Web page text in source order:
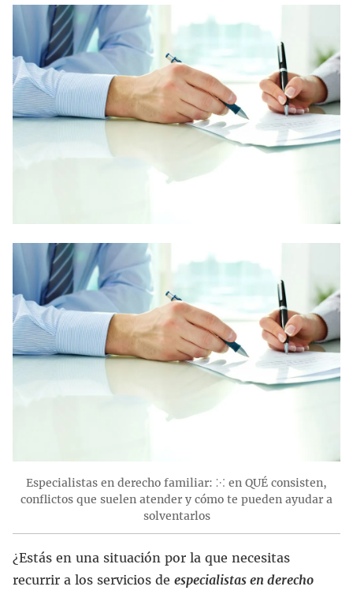
Especialistas en derecho familiar: ⁙ en QUÉ consisten,
conflictos que suelen atender y cómo te pueden ayudar a
solventarlos
¿Estás en una situación por la que necesitas
recurrir a los servicios de especialistas en derecho